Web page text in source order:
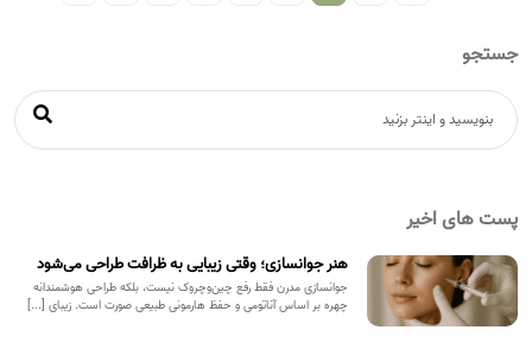
جستجو
پست های اخیر
هنر جوانسازی؛ وقتی زیبایی به ظرافت طراحی می‌شود
جوانسازی مدرن فقط رفع چین‌وچروک نیست، بلکه طراحی هوشمندانه
چهره بر اساس آناتومی و حفظ هارمونی طبیعی صورت است. زیبای [...]